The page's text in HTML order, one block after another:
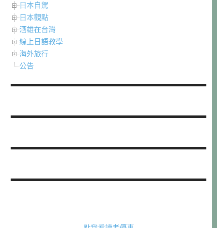
日本自駕
日本觀點
酒雄在台灣
線上日語教學
海外旅行
公告